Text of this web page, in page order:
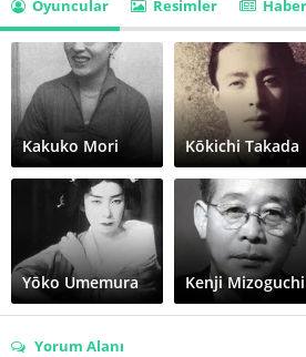
anlatıdaki olayların amansız mantığını
karmaşıklaşan bir yapıda gözler önüne
Konumlarını iktidarın kalıpları içinde
dehşet, üzüntü ya da isyanla tepki
içselleştirmeye zaman bırakır. Mizoguchi,
ve kahramanın sanatsal mükemmelliğe
yolculukların altını çizerek anlatıyı iki
süzgeçten geçirir. Çünkü yönetmene göre,
güzelliği damıtmaya ve trajik kavrayışa
araçlardır.
Oyuncular Resimler
Kakuko Mori Kōkichi Takada
Yōko Umemura Kenji Mizoguchi
Yorum Alanı